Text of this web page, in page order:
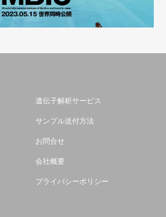
遺伝子解析サービス
サンプル送付方法
お問合せ
会社概要
プライバシーポリシー